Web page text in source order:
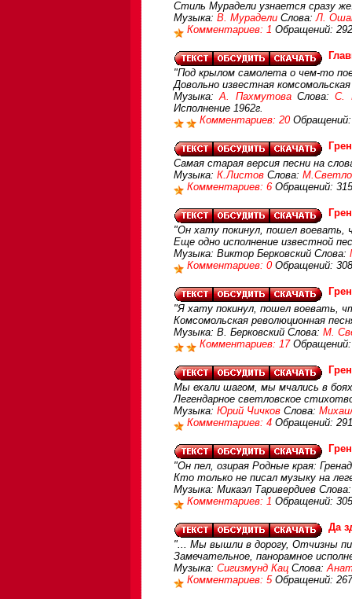
Стиль Мурадели узнается сразу
Музыка: В. Мурадели Слова:Л.
Комментариев: 1 Обращений:
"Под крылом самолета о чем-то
Довольно известная
Музыка:А. ПахмутоваСлова:С.
Исполнение 1962г.
Комментариев: 20 Обращений:
Самая старая версия песни на
Музыка: К.Листов Слова:
Комментариев: 6 Обращений:
"Он хату покинул, пошел воевать,
Еще одно исполнение известной
Музыка: Виктор Берковский Слова:
Комментариев: 0 Обращений:
"Я хату покинул, пошел воевать,
Комсомольская революционная
Музыка: В. Берковский Слова: М.
Комментариев: 17 Обращений:
Мы ехали шагом, мы мчались в
Легендарное светловское
Музыка: Юрий Чичков Слова:
Комментариев: 4 Обращений:
"Он пел, озирая Родные края:
Кто только не писал музыку на
Музыка: Микаэл Таривердиев
Комментариев: 1 Обращений:
Да
"... Мы вышли в дорогу, Отчизны
Замечательное, панорамное
Музыка: Сигизмунд Кац Слова:
Комментариев: 5 Обращений: